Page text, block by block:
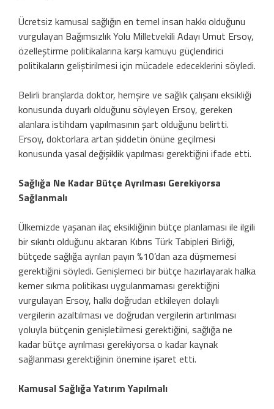
Ücretsiz kamusal sağlığın en temel insan hakkı olduğunu
vurgulayan Bağımsızlık Yolu Milletvekili Adayı Umut Ersoy,
özelleştirme politikalarına karşı kamuyu güçlendirici
politikaların geliştirilmesi için mücadele edeceklerini söyledi.
Belirli branşlarda doktor, hemşire ve sağlık çalışanı eksikliği
konusunda duyarlı olduğunu söyleyen Ersoy, gereken
alanlara istihdam yapılmasının şart olduğunu belirtti.
Ersoy, doktorlara artan şiddetin önüne geçilmesi
konusunda yasal değişiklik yapılması gerektiğini ifade etti.
Sağlığa Ne Kadar Bütçe Ayrılması Gerekiyorsa
Sağlanmalı
Ülkemizde yaşanan ilaç eksikliğinin bütçe planlaması ile ilgili
bir sıkıntı olduğunu aktaran Kıbrıs Türk Tabipleri Birliği,
bütçede sağlığa ayrılan payın %10’dan aza düşmemesi
gerektiğini söyledi. Genişlemeci bir bütçe hazırlayarak halka
kemer sıkma politikası uygulanmaması gerektiğini
vurgulayan Ersoy, halkı doğrudan etkileyen dolaylı
vergilerin azaltılması ve doğrudan vergilerin artırılması
yoluyla bütçenin genişletilmesi gerektiğini, sağlığa ne
kadar bütçe ayrılması gerekiyorsa o kadar kaynak
sağlanması gerektiğinin önemine işaret etti.
Kamusal Sağlığa Yatırım Yapılmalı